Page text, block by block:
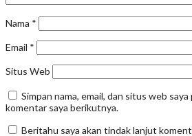
Nama *
Email *
Situs Web
Simpan nama, email, dan situs web
komentar saya berikutnya.
Beritahu saya akan tindak lanjut